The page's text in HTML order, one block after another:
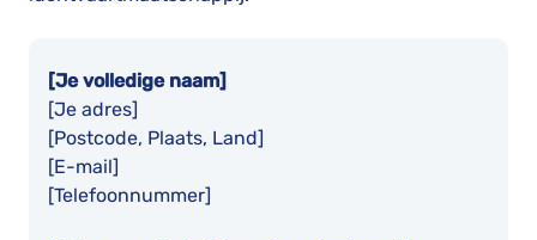
[Je volledige naam]
[Je adres]
[Postcode, Plaats, Land]
[E-mail]
[Telefoonnummer]